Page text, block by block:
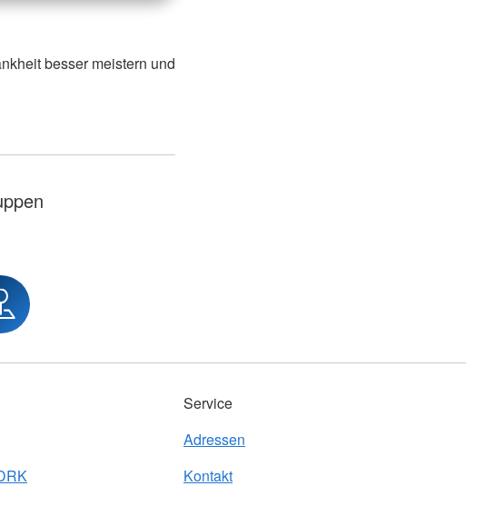
besser meistern und
Service
Adressen
Kontakt